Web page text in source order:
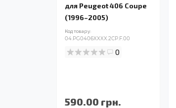
для Peugeot 406 Coupe
(1996–2005)
Код товару:
04.PG0406XXXX.2CP.F.00
0
590.00 грн.